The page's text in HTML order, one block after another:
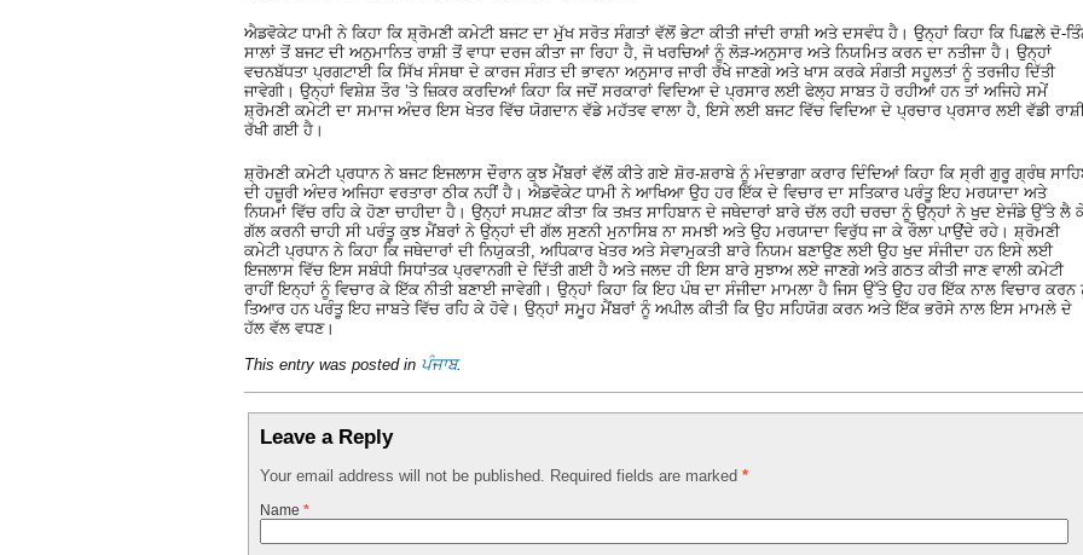
ਐਡਵੋਕੇਟ ਧਾਮੀ ਨੇ ਕਿਹਾ ਕਿ ਸ਼੍ਰੋਮਣੀ ਕਮੇਟੀ ਬਜਟ ਦਾ ਮੁੱਖ ਸਰੋਤ ਸੰਗਤਾਂ ਵੱਲੋਂ ਭੇਟਾ ਕੀਤੀ ਜਾਂਦੀ ਰਾਸ਼ੀ ਅਤੇ ਦਸਵੰਧ ਹੈ। ਉਨ੍ਹਾਂ ਕਿਹਾ ਕਿ ਪਿਛਲੇ ਦੋ-
ਸਾਲਾਂ ਤੋਂ ਬਜਟ ਦੀ ਅਨੁਮਾਨਿਤ ਰਾਸ਼ੀ ਤੋਂ ਵਾਧਾ ਦਰਜ ਕੀਤਾ ਜਾ ਰਿਹਾ ਹੈ, ਜੋ ਖਰਚਿਆਂ ਨੂੰ ਲੋੜ-ਅਨੁਸਾਰ ਅਤੇ ਨਿਯਮਿਤ ਕਰਨ ਦਾ ਨਤੀਜਾ ਹੈ। ਉਨ੍ਹਾਂ
ਵਚਨਬੱਧਤਾ ਪ੍ਰਗਟਾਈ ਕਿ ਸਿੱਖ ਸੰਸਥਾ ਦੇ ਕਾਰਜ ਸੰਗਤ ਦੀ ਭਾਵਨਾ ਅਨੁਸਾਰ ਜਾਰੀ ਰੱਖੇ ਜਾਣਗੇ ਅਤੇ ਖਾਸ ਕਰਕੇ ਸੰਗਤੀ ਸਹੂਲਤਾਂ ਨੂੰ ਤਰਜੀਹ ਦਿੱਤੀ
ਜਾਵੇਗੀ। ਉਨ੍ਹਾਂ ਵਿਸ਼ੇਸ਼ ਤੌਰ ’ਤੇ ਜ਼ਿਕਰ ਕਰਦਿਆਂ ਕਿਹਾ ਕਿ ਜਦੋਂ ਸਰਕਾਰਾਂ ਵਿਦਿਆ ਦੇ ਪ੍ਰਸਾਰ ਲਈ ਫੇਲ੍ਹ ਸਾਬਤ ਹੋ ਰਹੀਆਂ ਹਨ ਤਾਂ ਅਜਿਹੇ ਸਮੇਂ
ਸ਼੍ਰੋਮਣੀ ਕਮੇਟੀ ਦਾ ਸਮਾਜ ਅੰਦਰ ਇਸ ਖੇਤਰ ਵਿੱਚ ਯੋਗਦਾਨ ਵੱਡੇ ਮਹੱਤਵ ਵਾਲਾ ਹੈ, ਇਸੇ ਲਈ ਬਜਟ ਵਿੱਚ ਵਿਦਿਆ ਦੇ ਪ੍ਰਚਾਰ ਪ੍ਰਸਾਰ ਲਈ ਵੱਡੀ
ਰੱਖੀ ਗਈ ਹੈ।
ਸ਼੍ਰੋਮਣੀ ਕਮੇਟੀ ਪ੍ਰਧਾਨ ਨੇ ਬਜਟ ਇਜਲਾਸ ਦੌਰਾਨ ਕੁਝ ਮੈਂਬਰਾਂ ਵੱਲੋਂ ਕੀਤੇ ਗਏ ਸ਼ੋਰ-ਸ਼ਰਾਬੇ ਨੂੰ ਮੰਦਭਾਗਾ ਕਰਾਰ ਦਿੰਦਿਆਂ ਕਿਹਾ ਕਿ ਸ੍ਰੀ ਗੁਰੂ ਗ੍ਰੰਥ
ਦੀ ਹਜ਼ੂਰੀ ਅੰਦਰ ਅਜਿਹਾ ਵਰਤਾਰਾ ਠੀਕ ਨਹੀਂ ਹੈ। ਐਡਵੋਕੇਟ ਧਾਮੀ ਨੇ ਆਖਿਆ ਉਹ ਹਰ ਇੱਕ ਦੇ ਵਿਚਾਰ ਦਾ ਸਤਿਕਾਰ ਪਰੰਤੂ ਇਹ ਮਰਯਾਦਾ ਅਤੇ
ਨਿਯਮਾਂ ਵਿੱਚ ਰਹਿ ਕੇ ਹੋਣਾ ਚਾਹੀਦਾ ਹੈ। ਉਨ੍ਹਾਂ ਸਪਸ਼ਟ ਕੀਤਾ ਕਿ ਤਖ਼ਤ ਸਾਹਿਬਾਨ ਦੇ ਜਥੇਦਾਰਾਂ ਬਾਰੇ ਚੱਲ ਰਹੀ ਚਰਚਾ ਨੂੰ ਉਨ੍ਹਾਂ ਨੇ ਖੁਦ ਏਜੰਡੇ ਉੱਤੇ ਲੈ
ਗੱਲ ਕਰਨੀ ਚਾਹੀ ਸੀ ਪਰੰਤੂ ਕੁਝ ਮੈਂਬਰਾਂ ਨੇ ਉਨ੍ਹਾਂ ਦੀ ਗੱਲ ਸੁਣਨੀ ਮੁਨਾਸਿਬ ਨਾ ਸਮਝੀ ਅਤੇ ਉਹ ਮਰਯਾਦਾ ਵਿਰੁੱਧ ਜਾ ਕੇ ਰੌਲਾ ਪਾਉਂਦੇ ਰਹੇ। ਸ਼੍ਰੋਮਣੀ
ਕਮੇਟੀ ਪ੍ਰਧਾਨ ਨੇ ਕਿਹਾ ਕਿ ਜਥੇਦਾਰਾਂ ਦੀ ਨਿਯੁਕਤੀ, ਅਧਿਕਾਰ ਖੇਤਰ ਅਤੇ ਸੇਵਾਮੁਕਤੀ ਬਾਰੇ ਨਿਯਮ ਬਣਾਉਣ ਲਈ ਉਹ ਖੁਦ ਸੰਜੀਦਾ ਹਨ ਇਸੇ ਲਈ
ਇਜਲਾਸ ਵਿੱਚ ਇਸ ਸਬੰਧੀ ਸਿਧਾਂਤਕ ਪ੍ਰਵਾਨਗੀ ਦੇ ਦਿੱਤੀ ਗਈ ਹੈ ਅਤੇ ਜਲਦ ਹੀ ਇਸ ਬਾਰੇ ਸੁਝਾਅ ਲਏ ਜਾਣਗੇ ਅਤੇ ਗਠਤ ਕੀਤੀ ਜਾਣ ਵਾਲੀ ਕਮੇਟੀ
ਰਾਹੀਂ ਇਨ੍ਹਾਂ ਨੂੰ ਵਿਚਾਰ ਕੇ ਇੱਕ ਨੀਤੀ ਬਣਾਈ ਜਾਵੇਗੀ। ਉਨ੍ਹਾਂ ਕਿਹਾ ਕਿ ਇਹ ਪੰਥ ਦਾ ਸੰਜੀਦਾ ਮਾਮਲਾ ਹੈ ਜਿਸ ਉੱਤੇ ਉਹ ਹਰ ਇੱਕ ਨਾਲ ਵਿਚਾਰ ਕਰਨ
ਤਿਆਰ ਹਨ ਪਰੰਤੂ ਇਹ ਜਾਬਤੇ ਵਿੱਚ ਰਹਿ ਕੇ ਹੋਵੇ। ਉਨ੍ਹਾਂ ਸਮੂਹ ਮੈਂਬਰਾਂ ਨੂੰ ਅਪੀਲ ਕੀਤੀ ਕਿ ਉਹ ਸਹਿਯੋਗ ਕਰਨ ਅਤੇ ਇੱਕ ਭਰੋਸੇ ਨਾਲ ਇਸ ਮਾਮਲੇ ਦੇ
ਹੱਲ ਵੱਲ ਵਧਣ।
This entry was posted in ਪੰਜਾਬ.
Leave a Reply
Your email address will not be published. Required fields are marked *
Name *